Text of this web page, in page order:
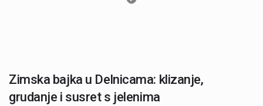
Zimska bajka u Delnicama: klizanje,
grudanje i susret s jelenima